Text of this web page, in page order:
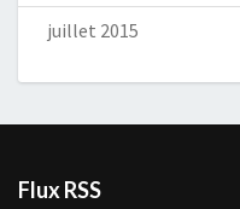
juillet 2015
Flux RSS